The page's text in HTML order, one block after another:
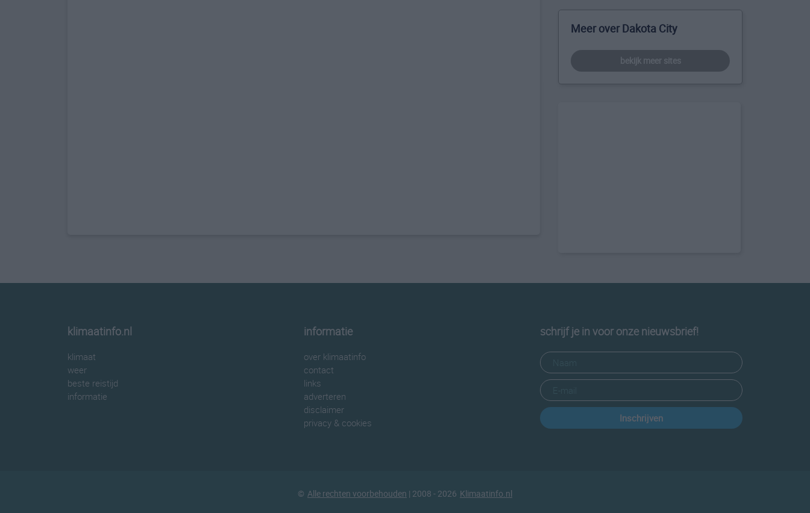
Meer over Dakota City
bekijk meer sites
klimaatinfo.nl
klimaat
weer
beste reistijd
informatie
informatie
over klimaatinfo
contact
links
adverteren
disclaimer
privacy & cookies
schrijf je in voor onze nieuwsbrief!
Inschrijven
© Alle rechten voorbehouden | 2008 - 2026 Klimaatinfo.nl